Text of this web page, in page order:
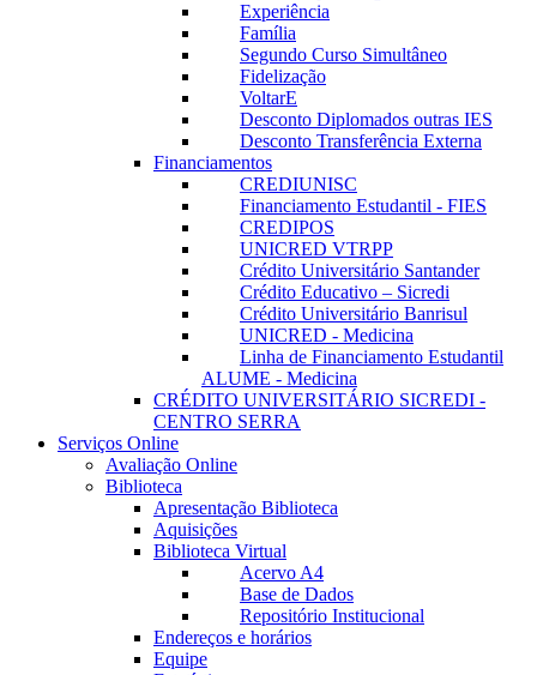
Experiência
Família
Segundo Curso Simultâneo
Fidelização
VoltarE
Desconto Diplomados outras IES
Desconto Transferência Externa
Financiamentos
CREDIUNISC
Financiamento Estudantil - FIES
CREDIPOS
UNICRED VTRPP
Crédito Universitário Santander
Crédito Educativo – Sicredi
Crédito Universitário Banrisul
UNICRED - Medicina
Linha de Financiamento Estudantil
ALUME - Medicina
CRÉDITO UNIVERSITÁRIO SICREDI -
CENTRO SERRA
Serviços Online
Avaliação Online
Biblioteca
Apresentação Biblioteca
Aquisições
Biblioteca Virtual
Acervo A4
Base de Dados
Repositório Institucional
Endereços e horários
Equipe